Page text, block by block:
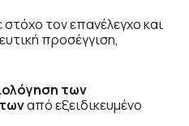
τον επανέλεγχο και
προσέγγιση,
των
από εξειδικευμένο